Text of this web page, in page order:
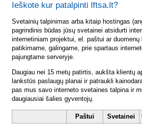
Ieškote kur patalpinti lftsa.lt?
Svetainių talpinimas arba kitaip hostingas
pagrindinis būdas jūsų svetainei atsidurti
internetiniam projektui, el. paštui ar
patikimame, galingame, prie spartaus
pajungtame serveryje.
Daugiau nei 15 metų patirtis, aukšta klientų
lankstūs paslaugų planai ir patraukli
pas mus savo interneto svetaines talpina ir
daugiausiai šalies gyventojų.
Paštui Svetainei